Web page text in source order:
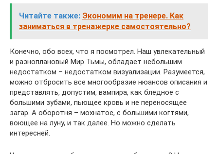
Читайте также: Экономим на тренере. Как
заниматься в тренажерке самостоятельно?
Конечно, обо всех, что я посмотрел. Наш увлекательный
и разноплановый Мир Тьмы, обладает небольшим
недостатком – недостатком визуализации. Разумеется,
можно отбросить все многообразие нюансов описания и
представлять, допустим, вампира, как бледное с
большими зубами, пьющее кровь и не переносящее
загар. А оборотня – мохнатое, с большими когтями,
воющее на луну, и так далее. Но можно сделать
интересней.